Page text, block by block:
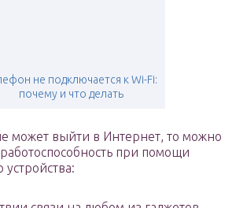
не подключается к Wi-Fi:
почему и что делать
может выйти в Интернет, то можно
при помощи
устройства: